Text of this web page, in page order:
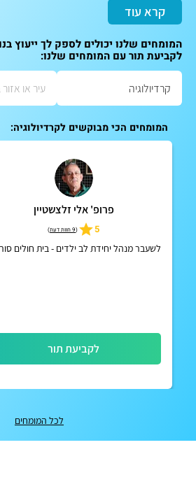
קרא עוד
המומחים שלנו יכולים לספק לך ייעוץ
לקביעת תור עם המומחים שלנו:
המומחים הכי מבוקשים לקרדיולוגיה:
פרופ' אלי זלצשטיין
5
(9 חוות דעת )
לשעבר מנהל יחידת לב ילדים - בית חולים
לקביעת תור
לכל המומחים